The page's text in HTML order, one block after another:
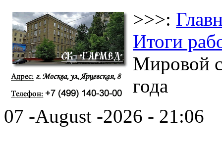
>>>:
Итоги
Мировой
года
07 -August -2026 - 21:06